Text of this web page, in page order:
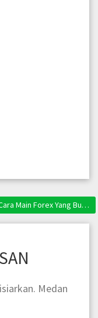
post:
Main Forex Yang Buat Anda Nampak Macam Trader Pro
Medan